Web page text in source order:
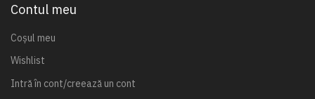
Contul meu
Coșul meu
Wishlist
Intră în cont/creează un cont